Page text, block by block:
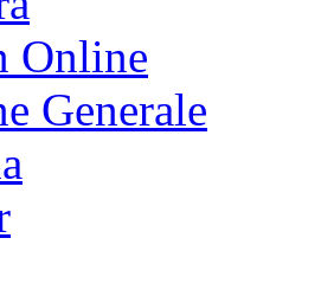
Online
Generale